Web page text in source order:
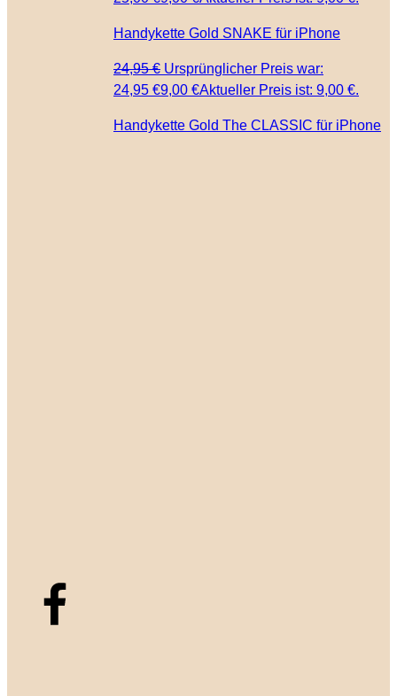
Handykette Gold SNAKE für iPhone
24,95€ Ursprünglicher Preis war:
24,95 €9,00 €Aktueller Preis ist: 9,00 €.
Handykette Gold The CLASSIC für iPhone